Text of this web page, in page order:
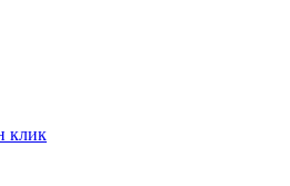
клик